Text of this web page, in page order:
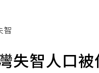
智
失智人口